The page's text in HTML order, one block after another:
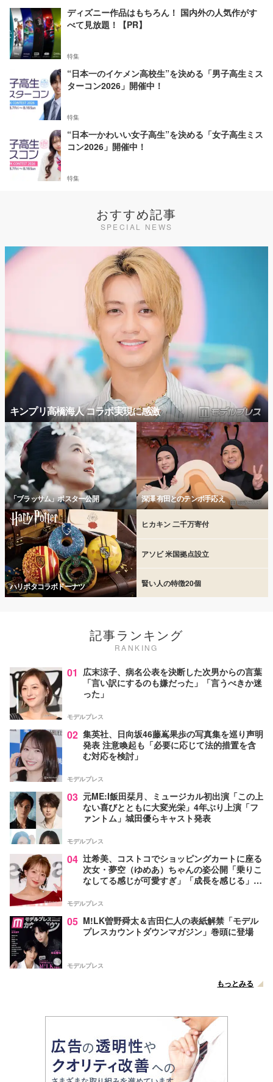
ディズニー作品はもちろん！ 国内外の人気作がす
べて見放題！【PR】
特集
“日本一のイケメン高校生”を決める「男子高生ミス
ターコン2026」開催中！
特集
“日本一かわいい女子高生”を決める「女子高生ミス
コン2026」開催中！
特集
おすすめ記事
SPECIAL NEWS
キンプリ高橋海人 コラボ実現に感激
「ブラッサム」ポスター公開 深澤 有田とのテンポ手応え
ハリポタコラボドーナツ
ヒカキン 二千万寄付
アソビ 米国拠点設立
賢い人の特徴20個
記事ランキング
RANKING
01 広末涼子、病名公表を決断した次男からの言葉
「言い訳にするのも嫌だった」「言うべきか迷
った」
モデルプレス
02 集英社、日向坂46藤嶌果歩の写真集を巡り声明
発表 注意喚起も「必要に応じて法的措置を含
む対応を検討」
モデルプレス
03 元ME:I飯田栞月、ミュージカル初出演「この上
ない喜びとともに大変光栄」4年ぶり上演「フ
ァントム」城田優らキャスト発表
モデルプレス
04 辻希美、コストコでショッピングカートに座る
次女・夢空（ゆめあ）ちゃんの姿公開「乗りこ
なしてる感じが可愛すぎ」「成長を感じる」の
モデルプレス
05 M!LK曽野舜太＆吉田仁人の表紙解禁「モデル
プレスカウントダウンマガジン」巻頭に登場
モデルプレス
もっとみる